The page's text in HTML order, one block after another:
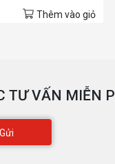
Thêm vào giỏ
TƯ VẤN MIỄN
Gửi